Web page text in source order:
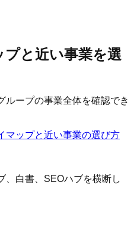
と近い事業を選
ループの事業全体を確認でき
マップと近い事業の選び方
、白書、SEOハブを横断し